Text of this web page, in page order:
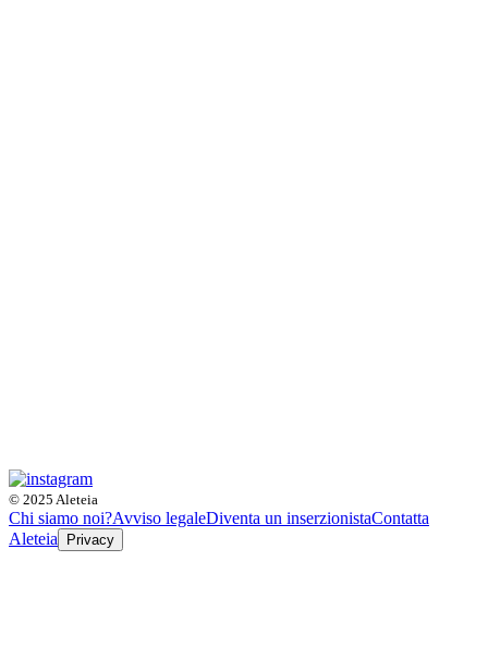
© 2025 Aleteia
Chi siamo noi?Avviso legaleDiventa un inserzionistaContatta
Aleteia
Privacy